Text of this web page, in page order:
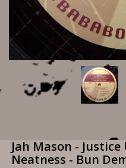
Jah Mason -
Neatness - Bun